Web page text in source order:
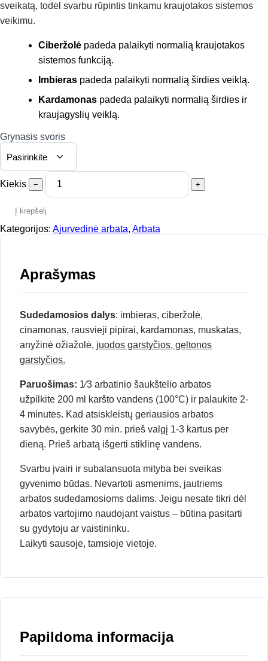
sveikatą, todėl svarbu rūpintis tinkamu kraujotakos sistemos
veikimu.
Ciberžolė padeda palaikyti normalią kraujotakos
sistemos funkciją.
Imbieras padeda palaikyti normalią širdies veiklą.
Kardamonas padeda palaikyti normalią širdies ir
kraujagyslių veiklą.
Grynasis svoris
Kiekis − +
Į krepšelį
Kategorijos: Ajurvedinė arbata, Arbata
Aprašymas
Sudedamosios dalys: imbieras, ciberžolė,
cinamonas, rausvieji pipirai, kardamonas, muskatas,
anyžinė ožiažolė, juodos garstyčios, geltonos
garstyčios.
Paruošimas: 1⁄3 arbatinio šaukštelio arbatos
užpilkite 200 ml karšto vandens (100°C) ir palaukite 2-
4 minutes. Kad atsiskleistų geriausios arbatos
savybės, gerkite 30 min. prieš valgį 1-3 kartus per
dieną. Prieš arbatą išgerti stiklinę vandens.
Svarbu įvairi ir subalansuota mityba bei sveikas
gyvenimo būdas. Nevartoti asmenims, jautriems
arbatos sudedamosioms dalims. Jeigu nesate tikri dėl
arbatos vartojimo naudojant vaistus – būtina pasitarti
su gydytoju ar vaistininku.
Laikyti sausoje, tamsioje vietoje.
Papildoma informacija